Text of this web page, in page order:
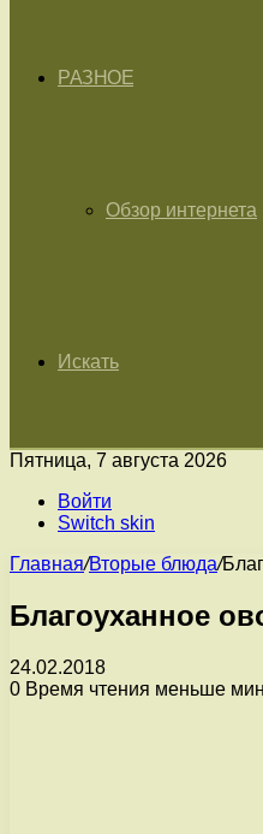
РАЗНОЕ
Обзор интернета
Искать
Пятница, 7 августа 2026
Войти
Switch skin
Главная/Вторые блюда/
Благоуханное
24.02.2018
0 Время чтения меньше